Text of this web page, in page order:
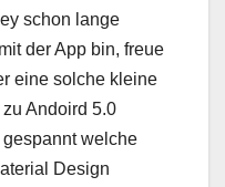
schon lange
der App bin, freue
eine solche kleine
Andoird 5.0
gespannt welche
Design